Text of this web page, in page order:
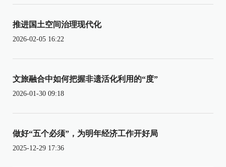
推进国土空间治理现代化
2026-02-05 16:22
文旅融合中如何把握非遗活化利用的“度”
2026-01-30 09:18
做好“五个必须”，为明年经济工作开好局
2025-12-29 17:36